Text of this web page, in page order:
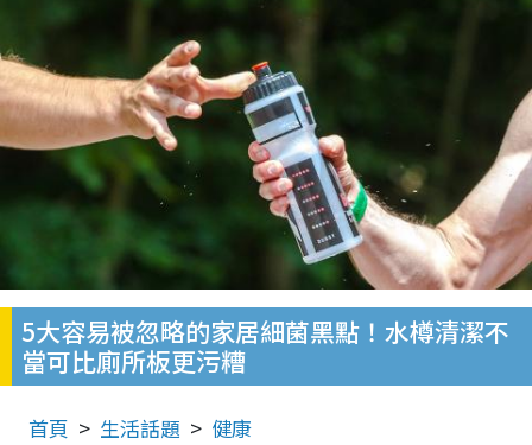
5大容易被忽略的家居細菌黑點！水樽清潔不
當可比廁所板更污糟
首頁 生活話題 健康